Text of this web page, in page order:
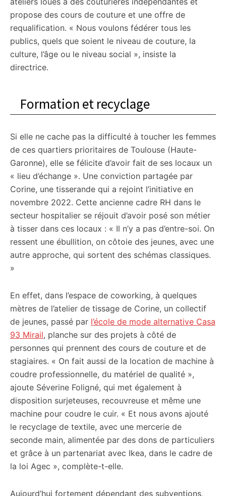
propose des cours de couture et une offre de
requalification. « Nous voulons fédérer tous les
publics, quels que soient le niveau de couture, la
culture, l’âge ou le niveau social », insiste la
directrice.
Formation et recyclage
Si elle ne cache pas la difficulté à toucher les femmes
de ces quartiers prioritaires de Toulouse (Haute-
Garonne), elle se félicite d’avoir fait de ses locaux un
« lieu d’échange ». Une conviction partagée par
Corine, une tisserande qui a rejoint l’initiative en
novembre 2022. Cette ancienne cadre RH dans le
secteur hospitalier se réjouit d’avoir posé son métier
à tisser dans ces locaux : « Il n’y a pas d’entre-soi. On
ressent une ébullition, on côtoie des jeunes, avec une
autre approche, qui sortent des schémas classiques.
»
En effet, dans l’espace de coworking, à quelques
mètres de l’atelier de tissage de Corine, un collectif
de jeunes, passé par l’école de mode alternative Casa
93 Mirail, planche sur des projets à côté de
personnes qui prennent des cours de couture et de
stagiaires. « On fait aussi de la location de machine à
coudre professionnelle, du matériel de qualité »,
ajoute Séverine Foligné, qui met également à
disposition surjeteuses, recouvreuse et même une
machine pour coudre le cuir. « Et nous avons ajouté
le recyclage de textile, avec une mercerie de
seconde main, alimentée par des dons de particuliers
et grâce à un partenariat avec Ikea, dans le cadre de
la loi Agec », complète-t-elle.
Aujourd’hui fortement dépendant des subventions,